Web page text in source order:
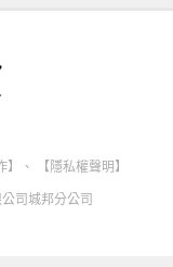
、
【隱私權聲明】
司城邦分公司